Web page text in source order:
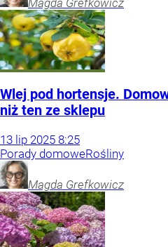
Wlej pod hortensje.
niż ten ze sklepu
13 lip 2025 8:25
Porady domoweRośliny
Magda Grefkowicz